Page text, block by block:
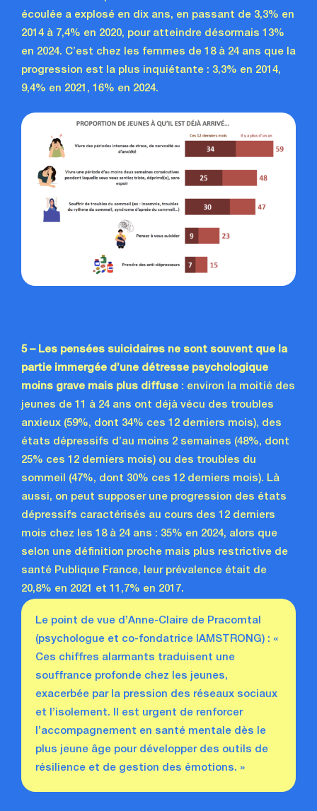
écoulée a explosé en dix ans, en passant de 3,3% en
2014 à 7,4% en 2020, pour atteindre désormais 13%
en 2024. C’est chez les femmes de 18 à 24 ans que la
progression est la plus inquiétante : 3,3% en 2014,
9,4% en 2021, 16% en 2024.
5 – Les pensées suicidaires ne sont souvent que la
partie immergée d’une détresse psychologique
moins grave mais plus diffuse : environ la moitié des
jeunes de 11 à 24 ans ont déjà vécu des troubles
anxieux (59%, dont 34% ces 12 derniers mois), des
états dépressifs d’au moins 2 semaines (48%, dont
25% ces 12 derniers mois) ou des troubles du
sommeil (47%, dont 30% ces 12 derniers mois). Là
aussi, on peut supposer une progression des états
dépressifs caractérisés au cours des 12 derniers
mois chez les 18 à 24 ans : 35% en 2024, alors que
selon une définition proche mais plus restrictive de
santé Publique France, leur prévalence était de
20,8% en 2021 et 11,7% en 2017.
Le point de vue d’Anne-Claire de Pracomtal
(psychologue et co-fondatrice IAMSTRONG) : «
Ces chiffres alarmants traduisent une
souffrance profonde chez les jeunes,
exacerbée par la pression des réseaux sociaux
et l’isolement. Il est urgent de renforcer
l’accompagnement en santé mentale dès le
plus jeune âge pour développer des outils de
résilience et de gestion des émotions. »